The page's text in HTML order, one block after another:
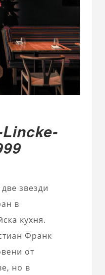
звезди
в
кухня.
Франк
от
но в